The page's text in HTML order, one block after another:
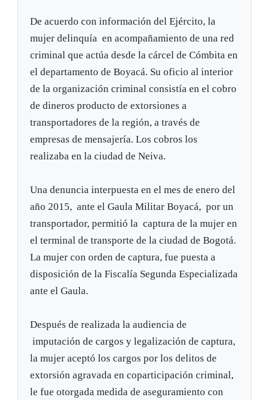
De acuerdo con información del Ejército, la
mujer delinquía en acompañamiento de una red
criminal que actúa desde la cárcel de Cómbita en
el departamento de Boyacá. Su oficio al interior
de la organización criminal consistía en el cobro
de dineros producto de extorsiones a
transportadores de la región, a través de
empresas de mensajería. Los cobros los
realizaba en la ciudad de Neiva.
Una denuncia interpuesta en el mes de enero del
año 2015, ante el Gaula Militar Boyacá, por un
transportador, permitió la captura de la mujer en
el terminal de transporte de la ciudad de Bogotá.
La mujer con orden de captura, fue puesta a
disposición de la Fiscalía Segunda Especializada
ante el Gaula.
Después de realizada la audiencia de
imputación de cargos y legalización de captura,
la mujer aceptó los cargos por los delitos de
extorsión agravada en coparticipación criminal,
le fue otorgada medida de aseguramiento con